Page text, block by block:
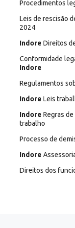
Procedimentos
Leis de rescisão
2024
Indore Direitos
Conformidade
Indore
Regulamentos
Indore Leis
Indore Regras
trabalho
Processo de
Indore
Direitos dos